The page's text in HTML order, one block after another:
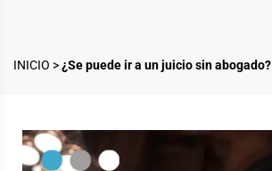
INICIO >¿Se puede ir a un juicio sin abogado?